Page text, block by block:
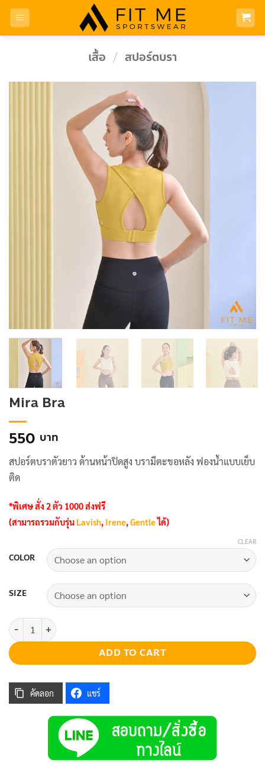
Skip
content
เสื้อ / สปอร์ตบรา
Mira Bra
550
สปอร์ตบราตัวยาว ด้านหน้าปิดสูง บรามีตะขอหลัง ฟองน้ำแบบเย็บ
ติด
*พิเศษ สั่ง 2 ตัว 1000 ส่งฟรี
(สามารถรวมกับรุ่น Lavish, Irene,Gentleได้)
COLOR
SIZE
CLEAR
Mira Bra quantity
ADD TO CART
คัดลอก แชร์